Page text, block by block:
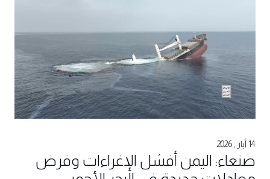
14 أيار , 2026
صنعاء: اليمن أفشل الإغراءات وفرض